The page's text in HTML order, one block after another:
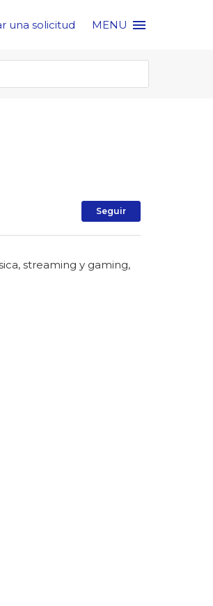
una solicitud MENU
Seguir
streaming y gaming,